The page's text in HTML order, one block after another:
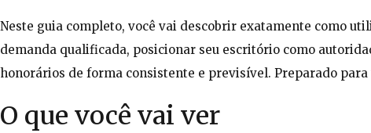
Neste guia completo, você vai descobrir exatamente como
demanda qualificada, posicionar seu escritório como
honorários de forma consistente e previsível. Preparado
O que você vai ver